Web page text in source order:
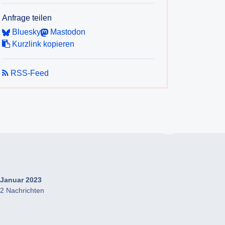
Anfrage teilen
Bluesky
Mastodon
Kurzlink kopieren
RSS-Feed
Januar 2023
2 Nachrichten